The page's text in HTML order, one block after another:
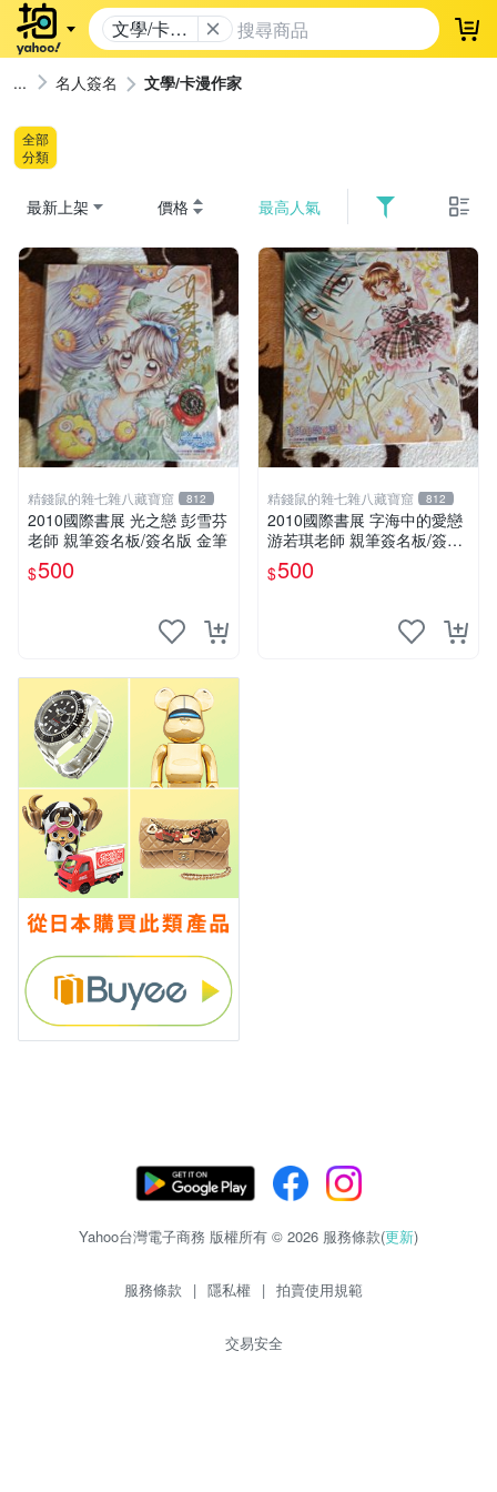
文學/卡漫
作家
登
名人簽名 文學/卡漫作家
全部
分類
最新上架 價格 最高人氣
精錢鼠的雜七雜八藏寶窟 812
2010國際書展 光之戀 彭雪芬
老師 親筆簽名板/簽名版 金筆
$500
精錢鼠的雜七雜八藏寶窟 812
2010國際書展 字海中的愛戀
游若琪老師 親筆簽名板/簽名
版 金筆
$500
Yahoo台灣電子商務 版權所有 © 2026 服務條款(更新)
服務條款 | 隱私權 | 拍賣使用規範
交易安全